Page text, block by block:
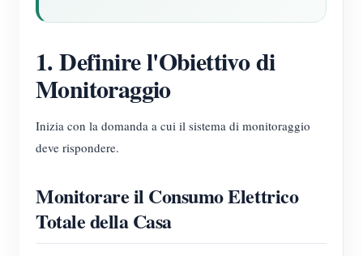
1. Definire l'Obiettivo di
Monitoraggio
Inizia con la domanda a cui il sistema di monitoraggio
deve rispondere.
Monitorare il Consumo Elettrico
Totale della Casa